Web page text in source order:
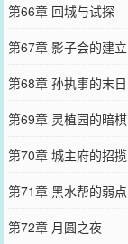
第66章 回城与试探
第67章 影子会的建立
第68章 孙执事的末日
第69章 灵植园的暗棋
第70章 城主府的招揽
第71章 黑水帮的弱点
第72章 月圆之夜